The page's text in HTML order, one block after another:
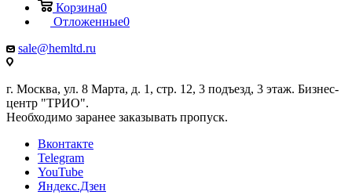
Корзина0
Отложенные0
sale@hemltd.ru
г. Москва, ул. 8 Марта, д. 1, стр. 12, 3 подъезд, 3 этаж. Бизнес-
центр "ТРИО".
Необходимо заранее заказывать пропуск.
Вконтакте
Telegram
YouTube
Яндекс.Дзен